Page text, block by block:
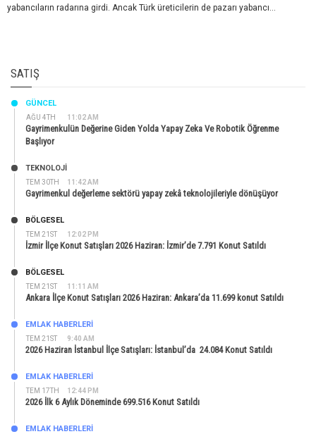
yabancıların radarına girdi. Ancak Türk üreticilerin de pazarı yabancı...
SATIŞ
AĞU 4TH 11:02 AM
GÜNCEL
Gayrimenkulün Değerine Giden Yolda Yapay Zeka Ve Robotik Öğrenme
Başlıyor
TEM 30TH 11:42 AM
TEKNOLOJİ
Gayrimenkul değerleme sektörü yapay zekâ teknolojileriyle dönüşüyor
TEM 21ST 12:02 PM
BÖLGESEL
İzmir İlçe Konut Satışları 2026 Haziran: İzmir’de 7.791 Konut Satıldı
TEM 21ST 11:11 AM
BÖLGESEL
Ankara İlçe Konut Satışları 2026 Haziran: Ankara’da 11.699 konut Satıldı
TEM 21ST 9:40 AM
EMLAK HABERLERI
2026 Haziran İstanbul İlçe Satışları: İstanbul’da 24.084 Konut Satıldı
TEM 17TH 12:44 PM
EMLAK HABERLERI
2026 İlk 6 Aylık Döneminde 699.516 Konut Satıldı
EMLAK HABERLERI